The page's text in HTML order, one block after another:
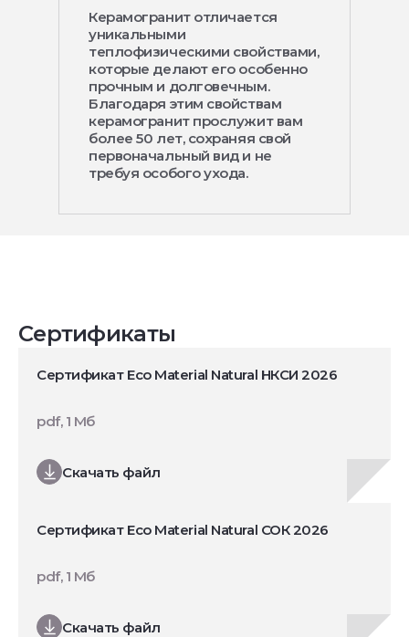
Керамогранит отличается
уникальными
теплофизическими свойствами,
которые делают его особенно
прочным и долговечным.
Благодаря этим свойствам
керамогранит прослужит вам
более 50 лет, сохраняя свой
первоначальный вид и не
требуя особого ухода.
Сертификаты
Сертификат Eco Material Natural НКСИ 2026
Скачать файл
pdf, 1 Мб
Сертификат Eco Material Natural СОК 2026
Скачать файл
pdf, 1 Мб